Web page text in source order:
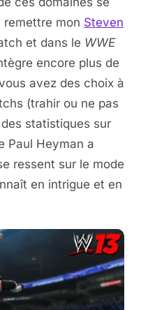
remettre mon Steven
et dans le WWE
encore plus de
avez des choix à
(trahir ou ne pas
statistiques sur
Paul Heyman a
ressent sur le mode
en intrigue et en